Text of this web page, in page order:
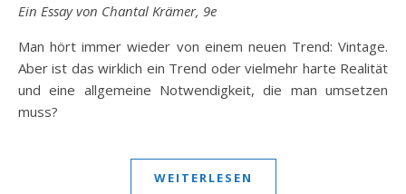
Ein Essay von Chantal Krämer, 9e
Man hört immer wieder von einem neuen Trend: Vintage.
Aber ist das wirklich ein Trend oder vielmehr harte Realität
und eine allgemeine Notwendigkeit, die man umsetzen
muss?
WEITERLESEN